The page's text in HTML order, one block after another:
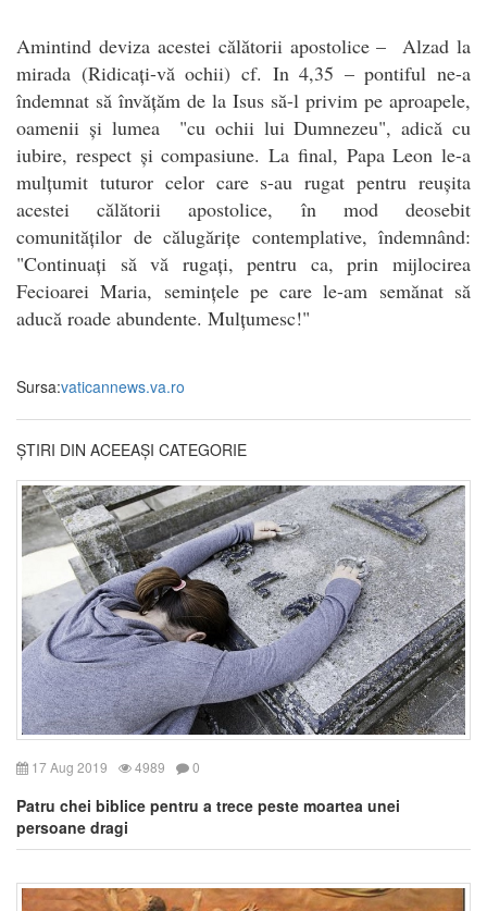
Amintind deviza acestei călătorii apostolice – Alzad la
mirada (Ridicați-vă ochii) cf. In 4,35 – pontiful ne-a
îndemnat să învățăm de la Isus să-l privim pe aproapele,
oamenii și lumea "cu ochii lui Dumnezeu", adică cu
iubire, respect și compasiune. La final, Papa Leon le-a
mulțumit tuturor celor care s-au rugat pentru reușita
acestei călătorii apostolice, în mod deosebit
comunităților de călugărițe contemplative, îndemnând:
"Continuați să vă rugați, pentru ca, prin mijlocirea
Fecioarei Maria, semințele pe care le-am semănat să
aducă roade abundente. Mulțumesc!"
Sursa:vaticannews.va.ro
ȘTIRI DIN ACEEAȘI CATEGORIE
17 Aug 2019 4989 0
Patru chei biblice pentru a trece peste moartea unei
persoane dragi